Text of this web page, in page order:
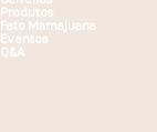
Produtos
Fato Mamajuana
Eventos
Q&A